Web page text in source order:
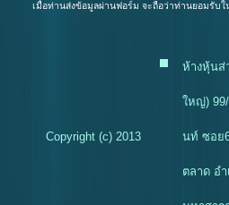
เมื่อท่านส่งข้อมูลผ่านฟอร์ม จะถือว่าท่านยอมรับใ
Copyright (c) 2013
ห้างหุ้นส่
ใหญ่)
นท์ ซอย
ตลาด อ